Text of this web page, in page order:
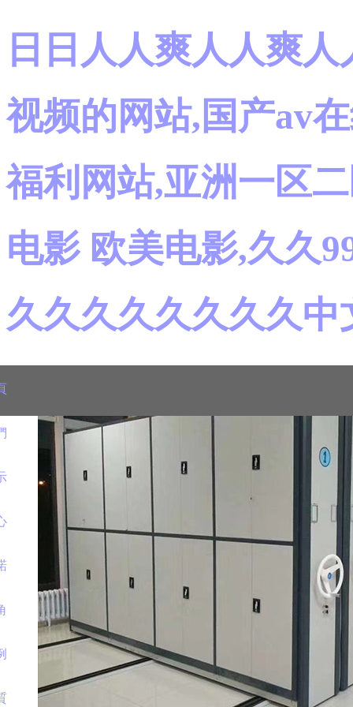
日日人人爽人人爽
视频的网站,国产av
福利网站,亚洲一区
电影 欧美电影,久久
久久久久久久久久